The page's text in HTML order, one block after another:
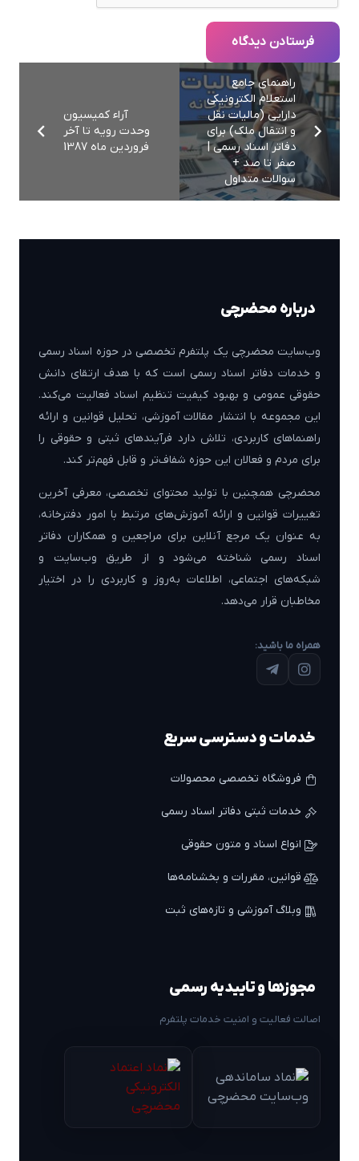
فرستادن دیدگاه
آراء کمیسیون
وحدت رویه تا آخر
فروردین ماه 1387
راهنمای جامع
استعلام الکترونیکی
دارایی (مالیات نقل
و انتقال ملک) برای
دفاتر اسناد رسمی |
صفر تا صد +
سوالات متداول
درباره محضرچی
وب‌سایت محضرچی یک پلتفرم تخصصی در حوزه اسناد رسمی
و خدمات دفاتر اسناد رسمی است که با هدف ارتقای دانش
حقوقی عمومی و بهبود کیفیت تنظیم اسناد فعالیت می‌کند.
این مجموعه با انتشار مقالات آموزشی، تحلیل قوانین و ارائه
راهنماهای کاربردی، تلاش دارد فرآیندهای ثبتی و حقوقی را
برای مردم و فعالان این حوزه شفاف‌تر و قابل فهم‌تر کند.
محضرچی همچنین با تولید محتوای تخصصی، معرفی آخرین
تغییرات قوانین و ارائه آموزش‌های مرتبط با امور دفترخانه،
به عنوان یک مرجع آنلاین برای مراجعین و همکاران دفاتر
اسناد رسمی شناخته می‌شود و از طریق وب‌سایت و
شبکه‌های اجتماعی، اطلاعات به‌روز و کاربردی را در اختیار
مخاطبان قرار می‌دهد.
همراه ما باشید:
خدمات و دسترسی سریع
فروشگاه تخصصی محصولات
خدمات ثبتی دفاتر اسناد رسمی
انواع اسناد و متون حقوقی
قوانین، مقررات و بخشنامه‌ها
وبلاگ آموزشی و تازه‌های ثبت
مجوزها و تاییدیه رسمی
اصالت فعالیت و امنیت خدمات پلتفرم